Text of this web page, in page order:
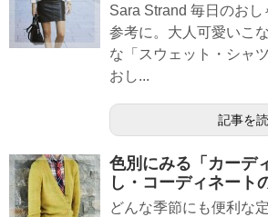
Sara Strand 毎日のお
参考に。大人可愛いこ
な「スウェット・シャ
おし...
記事を
色別にみる「カーデ
し・コーディネート
どんな季節にも便利な